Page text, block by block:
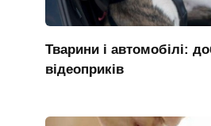
Тварини і автомобілі:
відеоприків